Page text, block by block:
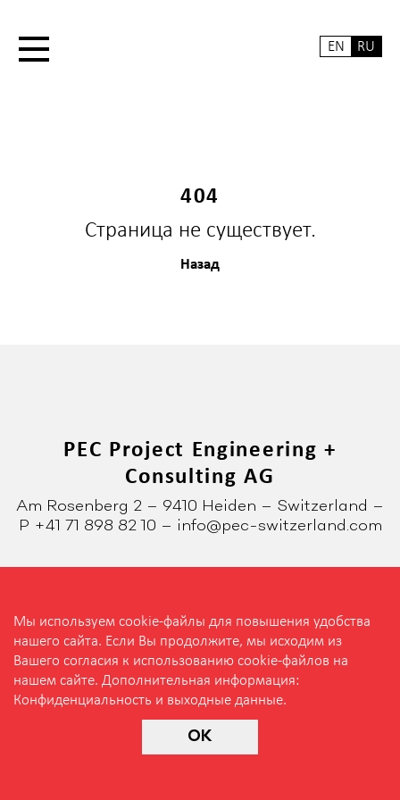
EN RU
404
Страница не существует.
Назад
Мы используем cookie-файлы для повышения удобства
нашего сайта. Если Вы продолжите, мы исходим из
Вашего согласия к использованию cookie-файлов на
нашем сайте. Дополнительная информация:
Конфиденциальность и выходные данные.
OK
PEC Project Engineering +
Consulting AG
Am Rosenberg 2 – 9410 Heiden – Switzerland –
P +41 71 898 82 10 – info@pec-switzerland.com
Конфиденциальность и выходные данные